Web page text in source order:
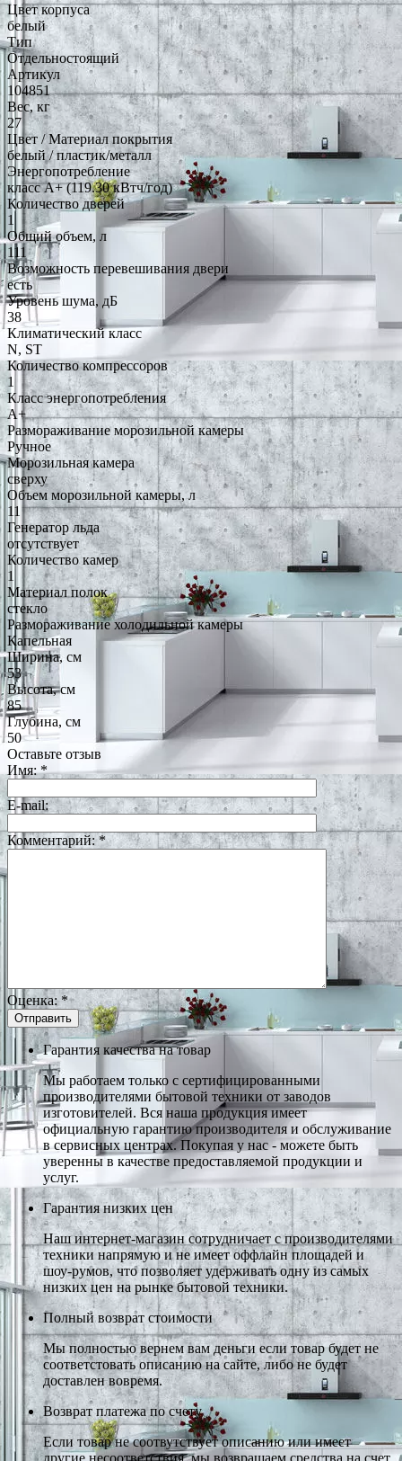
Цвет корпуса
белый
Тип
Отдельностоящий
Артикул
104851
Вес, кг
27
Цвет / Материал покрытия
белый / пластик/металл
Энергопотребление
класс A+ (119.30 кВтч/год)
Количество дверей
1
Общий объем, л
111
Возможность перевешивания двери
есть
Уровень шума, дБ
38
Климатический класс
N, ST
Количество компрессоров
1
Класс энергопотребления
A+
Размораживание морозильной камеры
Ручное
Морозильная камера
сверху
Объем морозильной камеры, л
11
Генератор льда
отсутствует
Количество камер
1
Материал полок
стекло
Размораживание холодильной камеры
Капельная
Ширина, см
53
Высота, см
85
Глубина, см
50
Оставьте отзыв
Имя:*
E-mail:
Комментарий: *
Оценка: *
Гарантия качества на товар
Мы работаем только с сертифицированными
производителями бытовой техники от заводов
изготовителей. Вся наша продукция имеет
официальную гарантию производителя и обслуживание
в сервисных центрах. Покупая у нас - можете быть
уверенны в качестве предоставляемой продукции и
услуг.
Гарантия низких цен
Наш интернет-магазин сотрудничает с производителями
техники напрямую и не имеет оффлайн площадей и
шоу-румов, что позволяет удерживать одну из самых
низких цен на рынке бытовой техники.
Полный возврат стоимости
Мы полностью вернем вам деньги если товар будет не
соответстовать описанию на сайте, либо не будет
доставлен вовремя.
Возврат платежа по счету
Если товар не соотвутствует описанию или имеет
другие несоответствия, мы возвращаем средства на счет,